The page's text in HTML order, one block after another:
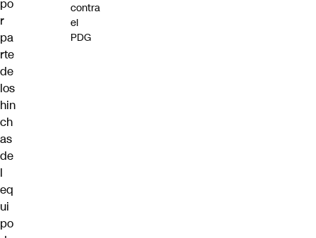
po
r
pa
rte
de
los
hin
ch
as
de
l
eq
ui
po
contra
el
PDG